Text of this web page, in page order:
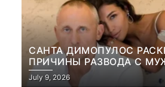
САНТА ДИМОПУЛОС
ПРИЧИНЫ РАЗВОДА С
БИЗНЕСМЕНОМ
July 9, 2026